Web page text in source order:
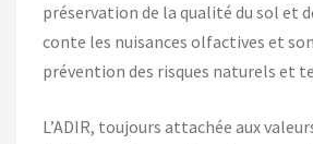
préservation de la qualité du sol et
conte les nuisances olfactives et
prévention des risques naturels et
L’ADIR, toujours attachée aux